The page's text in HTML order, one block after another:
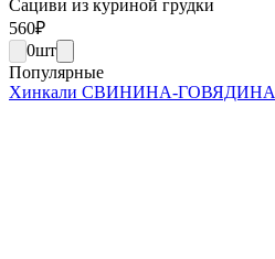
Сациви из куриной грудки
560₽
0шт
Популярные
Хинкали СВИНИНА-ГОВЯДИНА